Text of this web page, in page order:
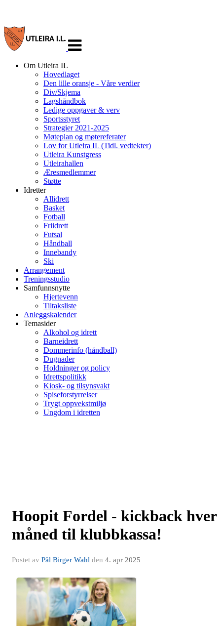
navigasjon
Om Utleira IL
Hovedlaget
Den lille oransje - Våre verdier
Div/Skjema
Lagshåndbok
Ledige oppgaver & verv
Sportsstyret
Strategier 2021-2025
Møteplan og møtereferater
Lov for Utleira IL (Tidl. vedtekter)
Utleira Kunstgress
Utleirahallen
Æresmedlemmer
Støtte
Idretter
Allidrett
Basket
Fotball
Friidrett
Futsal
Håndball
Innebandy
Ski
Arrangement
Treningsstudio
Samfunnsnytte
Hjertevenn
Tiltaksliste
Anleggskalender
Temasider
Alkohol og idrett
Barneidrett
Dommerinfo (håndball)
Dugnader
Holdninger og policy
Idrettspolitikk
Kiosk- og tilsynsvakt
Spiseforstyrrelser
Trygt oppvekstmiljø
Ungdom i idretten
Hoopit Fordel - kickback hver
måned til klubbkassa!
Postet av Pål Birger Wahl den 4. apr 2025